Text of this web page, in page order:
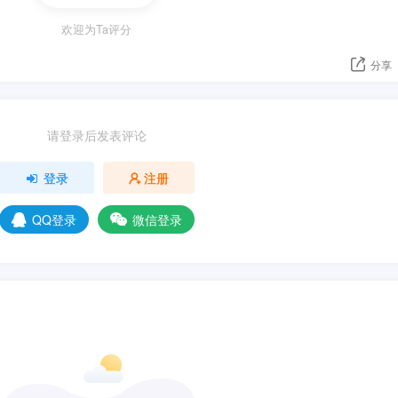
欢迎为Ta评分
分享
请登录后发表评论
登录 注册
QQ登录 微信登录